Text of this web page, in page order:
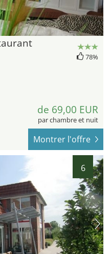
78%
de 69,00 EUR
par chambre et nuit
Montrer l'offre
6